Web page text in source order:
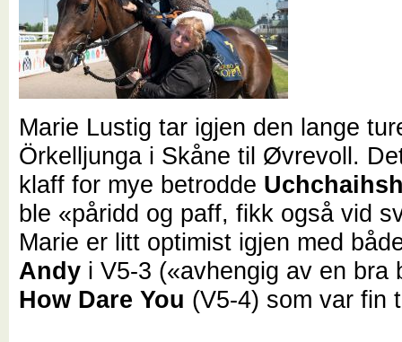
Marie Lustig tar igjen den lange
Örkelljunga i Skåne til Øvrevoll.
klaff for mye betrodde
ble «påridd og paff, fikk også vid
Marie er litt optimist igjen med
Andy i V5-3 («avhengig av en bra
How Dare You (V5-4) som var fin